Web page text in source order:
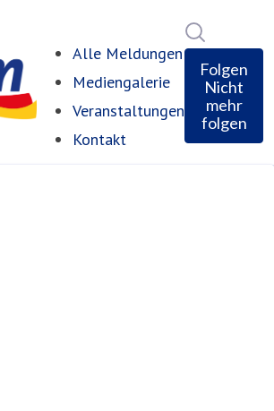
Alle Meldungen
Mediengalerie
Veranstaltungen
Kontakt
Folgen
Nicht
mehr
folgen